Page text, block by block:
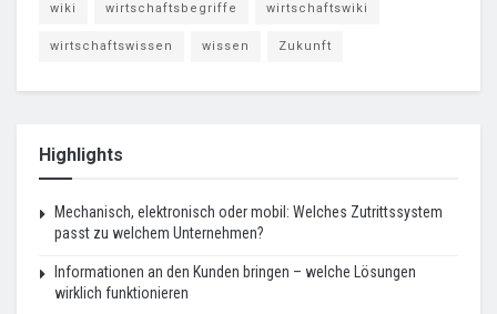
wiki wirtschaftsbegriffe wirtschaftswiki
wirtschaftswissen wissen Zukunft
Highlights
Mechanisch, elektronisch oder mobil: Welches Zutrittssystem
passt zu welchem Unternehmen?
Informationen an den Kunden bringen – welche Lösungen
wirklich funktionieren